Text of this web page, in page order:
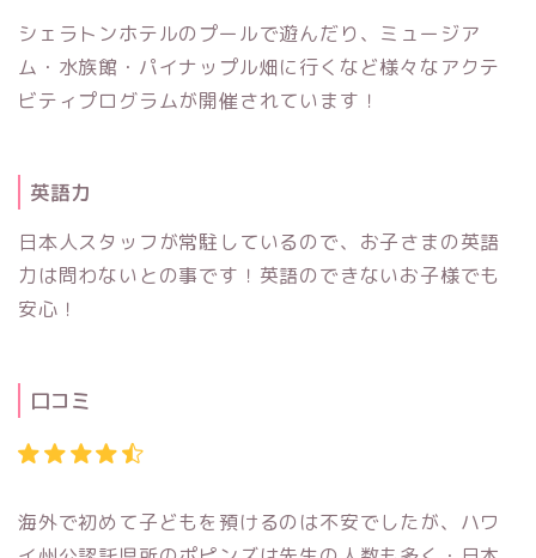
シェラトンホテルのプールで遊んだり、ミュージア
ム・水族館・パイナップル畑に行くなど様々なアクテ
ビティプログラムが開催されています！
英語力
日本人スタッフが常駐しているので、お子さまの英語
力は問わないとの事です！英語のできないお子様でも
安心！
口コミ
海外で初めて子どもを預けるのは不安でしたが、ハワ